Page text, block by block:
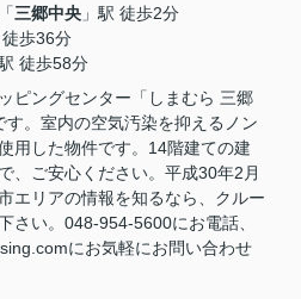
「三郷中央 」駅 徒歩2分
徒歩36分
徒歩58分
ピングセンター「しまむら 三郷
。室内の空気汚染を抑えるノン
用した物件です。14階建ての建
、ご安心ください。平成30年2月
エリアの情報を知るなら、クルー
さい。048-954-5600にお電話、
にお気軽にお問い合わせ